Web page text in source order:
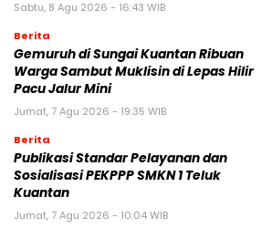
Sabtu, 8 Agu 2026 - 16:43 WIB
Berita
Gemuruh di Sungai Kuantan Ribuan
Warga Sambut Muklisin di Lepas Hilir
Pacu Jalur Mini
Jumat, 7 Agu 2026 - 19:35 WIB
Berita
Publikasi Standar Pelayanan dan
Sosialisasi PEKPPP SMKN 1 Teluk
Kuantan
Jumat, 7 Agu 2026 - 10:04 WIB